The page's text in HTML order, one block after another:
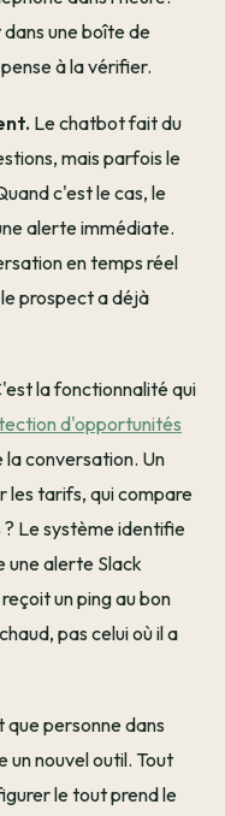
une boîte de
à la vérifier.
Le chatbot fait du
mais parfois le
c'est le cas, le
alerte immédiate.
en temps réel
prospect a déjà
la fonctionnalité qui
d'opportunités
conversation. Un
les tarifs, qui compare
? Le système identifie
une alerte Slack
un ping au bon
pas celui où il a
personne dans
un nouvel outil. Tout
le tout prend le